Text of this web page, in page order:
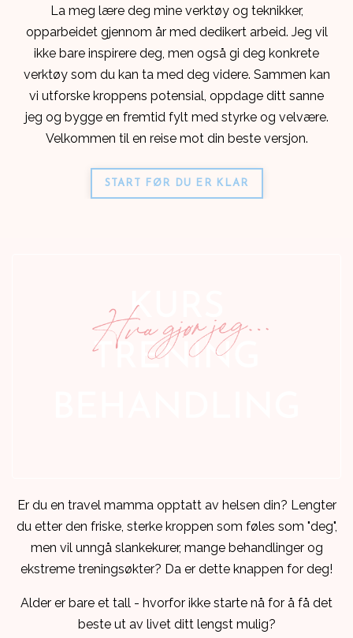
La meg lære deg mine verktøy og teknikker,
opparbeidet gjennom år med dedikert arbeid. Jeg vil
ikke bare inspirere deg, men også gi deg konkrete
verktøy som du kan ta med deg videre. Sammen kan
vi utforske kroppens potensial, oppdage ditt sanne
jeg og bygge en fremtid fylt med styrke og velvære.
Velkommen til en reise mot din beste versjon.
START FØR DU ER KLAR
Er du en travel mamma opptatt av helsen din? Lengter
du etter den friske, sterke kroppen som føles som "deg",
men vil unngå slankekurer, mange behandlinger og
ekstreme treningsøkter? Da er dette knappen for deg!
Alder er bare et tall - hvorfor ikke starte nå for å få det
beste ut av livet ditt lengst mulig?